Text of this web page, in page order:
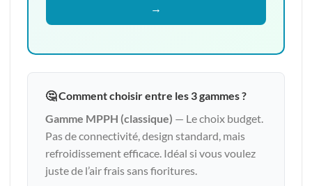
→
🤔 Comment choisir entre les 3 gammes ?
Gamme MPPH (classique) — Le choix budget.
Pas de connectivité, design standard, mais
refroidissement efficace. Idéal si vous voulez
juste de l’air frais sans fioritures.